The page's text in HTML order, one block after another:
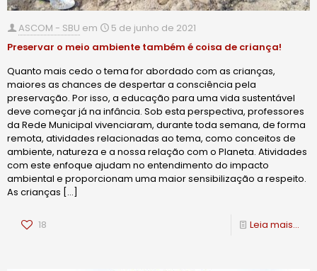
ASCOM - SBU em
5 de junho de 2021
Preservar o meio ambiente também é coisa de criança!
Quanto mais cedo o tema for abordado com as crianças,
maiores as chances de despertar a consciência pela
preservação. Por isso, a educação para uma vida sustentável
deve começar já na infância. Sob esta perspectiva, professores
da Rede Municipal vivenciaram, durante toda semana, de forma
remota, atividades relacionadas ao tema, como conceitos de
ambiente, natureza e a nossa relação com o Planeta. Atividades
com este enfoque ajudam no entendimento do impacto
ambiental e proporcionam uma maior sensibilização a respeito.
As crianças […]
18 Leia mais...